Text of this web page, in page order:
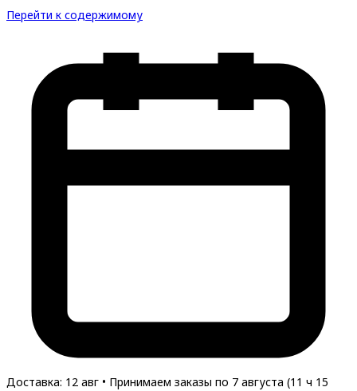
Перейти к содержимому
Доставка: 12 авг • Принимаем заказы по 7 августа (11 ч 15